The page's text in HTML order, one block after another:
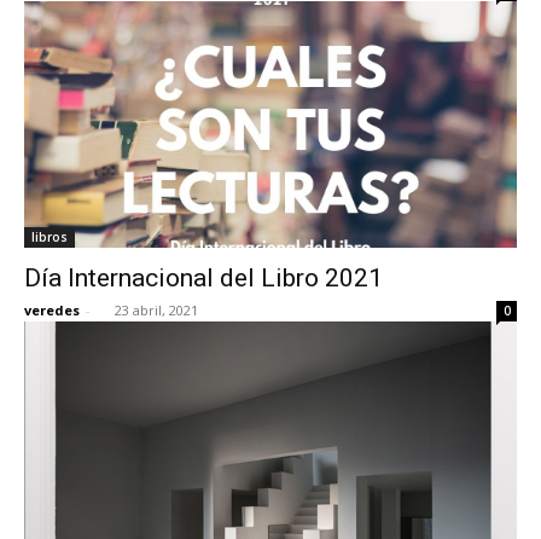
libros
Día Internacional del Libro 2021
veredes - 23 abril, 2021 0